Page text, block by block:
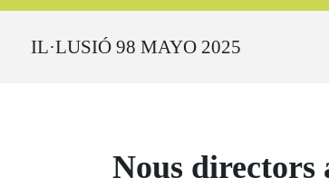
IL·LUSIÓ 98 MAYO 2025
Nous directors